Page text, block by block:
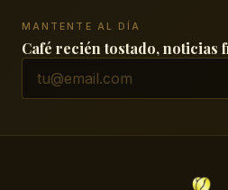
MANTENTE AL DÍA
Café recién tostado, noticias